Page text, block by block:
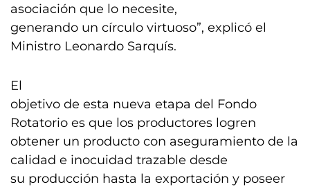
asociación que lo necesite,
generando un círculo virtuoso”, explicó el
Ministro Leonardo Sarquís.
El
objetivo de esta nueva etapa del Fondo
Rotatorio es que los productores logren
obtener un producto con aseguramiento de la
calidad e inocuidad trazable desde
su producción hasta la exportación y poseer